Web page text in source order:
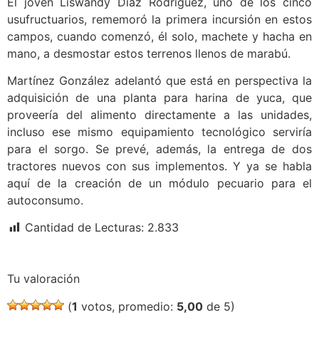
usufructuarios, rememoró la primera incursión en estos
campos, cuando comenzó, él solo, machete y hacha en
mano, a desmostar estos terrenos llenos de marabú.
Martínez González adelantó que está en perspectiva la
adquisición de una planta para harina de yuca, que
proveería del alimento directamente a las unidades,
incluso ese mismo equipamiento tecnológico serviría
para el sorgo. Se prevé, además, la entrega de dos
tractores nuevos con sus implementos. Y ya se habla
aquí de la creación de un módulo pecuario para el
autoconsumo.
Cantidad de Lecturas: 2.833
Tu valoración
(1 votos, promedio: 5,00 de 5)